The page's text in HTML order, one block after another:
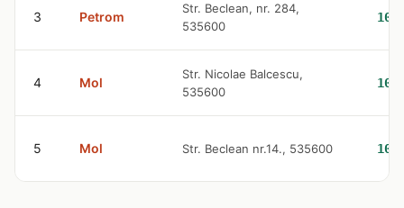
3 Petrom
Str. Beclean, nr. 284,
535600
4 Mol
Str. Nicolae Balcescu,
535600
5 Mol Str. Beclean nr.14., 535600